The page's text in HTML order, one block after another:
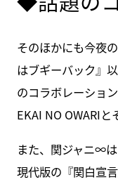
そのほかにも今夜
はブギーバック』
のコラボレーショ
EKAI NO OWARIと
また、関ジャニ∞
現代版の『関白宣